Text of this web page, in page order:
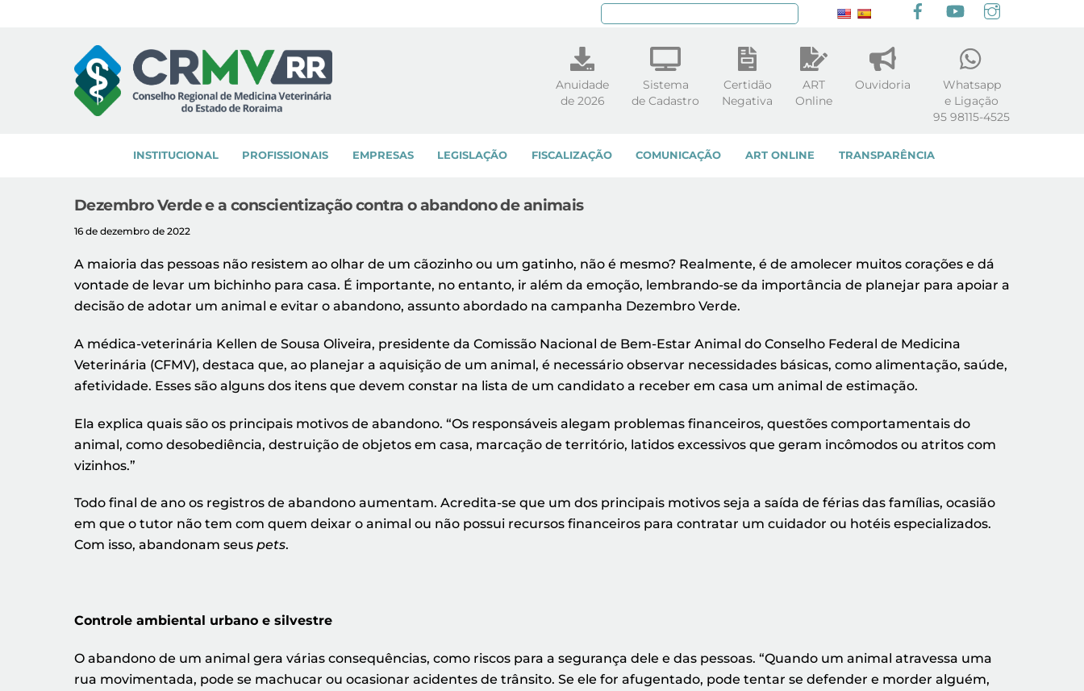
INSTITUCIONAL PROFISSIONAIS EMPRESAS LEGISLAÇÃO FISCALIZAÇÃO COMUNICAÇÃO ART ONLINE TRANSPARÊNCIA
Anuidade
de 2026
Sistema
de Cadastro
Certidão
Negativa
ART
Online
Ouvidoria
Whatsapp
e Ligação
95 98115-4525
Dezembro Verde e a conscientização contra o abandono de animais
16 de dezembro de 2022
A maioria das pessoas não resistem ao olhar de um cãozinho ou um gatinho, não é mesmo? Realmente, é de amolecer muitos corações e dá
vontade de levar um bichinho para casa. É importante, no entanto, ir além da emoção, lembrando-se da importância de planejar para apoiar a
decisão de adotar um animal e evitar o abandono, assunto abordado na campanha Dezembro Verde.
A médica-veterinária Kellen de Sousa Oliveira, presidente da Comissão Nacional de Bem-Estar Animal do Conselho Federal de Medicina
Veterinária (CFMV), destaca que, ao planejar a aquisição de um animal, é necessário observar necessidades básicas, como alimentação, saúde,
afetividade. Esses são alguns dos itens que devem constar na lista de um candidato a receber em casa um animal de estimação.
Ela explica quais são os principais motivos de abandono. “Os responsáveis alegam problemas financeiros, questões comportamentais do
animal, como desobediência, destruição de objetos em casa, marcação de território, latidos excessivos que geram incômodos ou atritos com
vizinhos.”
Todo final de ano os registros de abandono aumentam. Acredita-se que um dos principais motivos seja a saída de férias das famílias, ocasião
em que o tutor não tem com quem deixar o animal ou não possui recursos financeiros para contratar um cuidador ou hotéis especializados.
Com isso, abandonam seus pets.
Controle ambiental urbano e silvestre
O abandono de um animal gera várias consequências, como riscos para a segurança dele e das pessoas. “Quando um animal atravessa uma
rua movimentada, pode se machucar ou ocasionar acidentes de trânsito. Se ele for afugentado, pode tentar se defender e morder alguém,